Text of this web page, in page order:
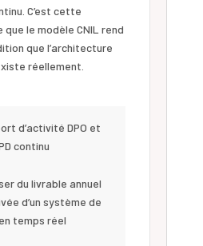
C’est cette
le modèle CNIL rend
que l’architecture
réellement.
d’activité DPO et
continu
du livrable annuel
d’un système de
temps réel